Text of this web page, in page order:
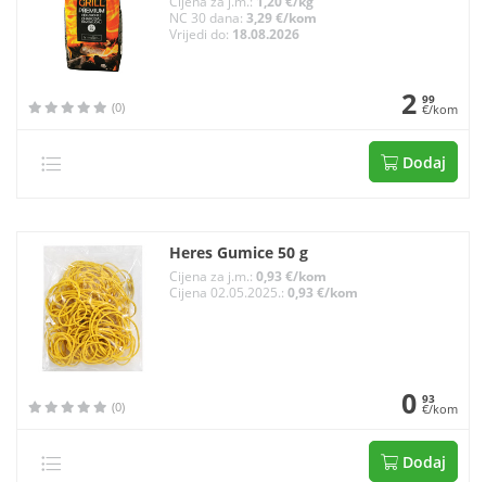
NC 30 dana: 3,29 €/kom
Vrijedi do: 18.08.2026
(0) 2 99
€/kom
Dodaj
Heres Gumice 50 g
Cijena za j.m.: 0,93 €/kom
Cijena 02.05.2025.: 0,93 €/kom
(0) 0 93
€/kom
Dodaj